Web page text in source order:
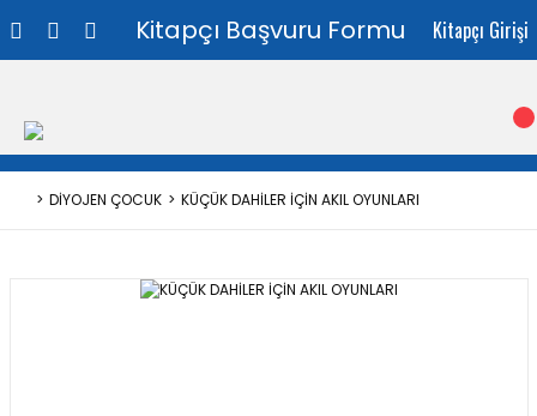
Kitapçı Başvuru Formu Kitapçı Girişi
DİYOJEN ÇOCUK KÜÇÜK DAHİLER İÇİN AKIL OYUNLARI